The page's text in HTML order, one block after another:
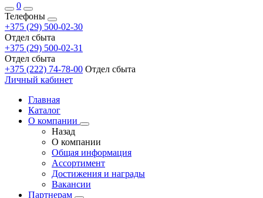
0
Телефоны
+375 (29) 500-02-30
Отдел сбыта
+375 (29) 500-02-31
Отдел сбыта
+375 (222) 74-78-00 Отдел сбыта
Личный кабинет
Главная
Каталог
О компании
Назад
О компании
Общая информация
Ассортимент
Достижения и награды
Вакансии
Партнерам